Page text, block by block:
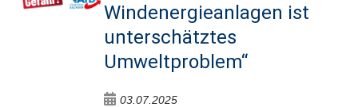
Windenergieanlagen ist
unterschätztes
Umweltproblem“
03.07.2025